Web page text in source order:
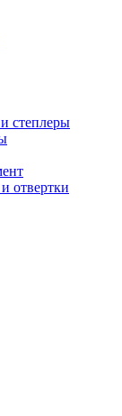
степлеры
отвертки